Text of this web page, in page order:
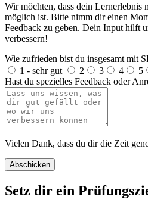
Wir möchten, dass dein
möglich ist. Bitte nimm dir einen
Feedback zu geben. Dein Input hilft
verbessern!
Wie zufrieden bist du insgesamt mit
1 - sehr gut
2 3 4 5
Hast du spezielles Feedback oder
Vielen Dank, dass du dir die Zeit
Abschicken
Setz dir ein